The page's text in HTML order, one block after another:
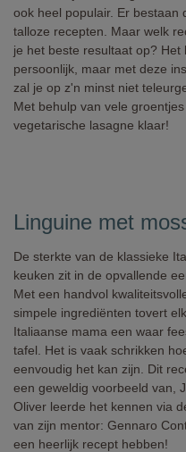
ook heel populair. Er bestaan
talloze recepten. Maar welk
je het beste resultaat op? Het
persoonlijk, maar met deze
zal je op z'n minst niet
Met behulp van vele
vegetarische lasagne klaar!
Linguine met
De sterkte van de klassieke
keuken zit in de opvallende
Met een handvol
simpele ingrediënten tovert
Italiaanse mama een waar
tafel. Het is vaak schrikken
eenvoudig het kan zijn. Dit
een geweldig voorbeeld van,
Oliver leerde het kennen via
van zijn mentor: Gennaro
een heerlijk recept hebben!